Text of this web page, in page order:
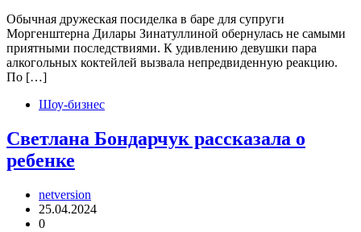
Обычная дружеская посиделка в баре для супруги
Моргенштерна Дилары Зинатуллиной обернулась не самыми
приятными последствиями. К удивлению девушки пара
алкогольных коктейлей вызвала непредвиденную реакцию.
По […]
Шоу-бизнес
Светлана Бондарчук рассказала о
ребенке
netversion
25.04.2024
0